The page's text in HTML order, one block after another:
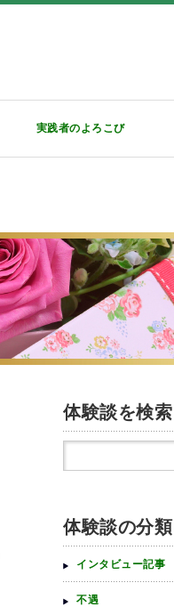
実践者のよろこび
体験談を検索
体験談の分類
インタビュー記事
不遇